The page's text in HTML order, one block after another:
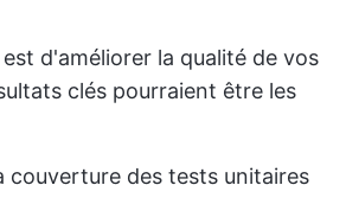
d'améliorer la qualité de vos
clés pourraient être les
couverture des tests unitaires